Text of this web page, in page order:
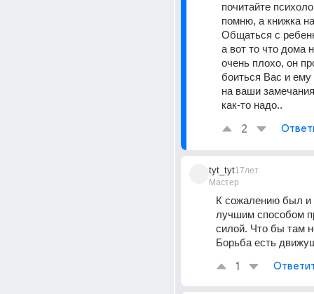
почитайте
помню, а книжка
Общаться с
а вот то что дома
очень плохо, он
боиться Вас и
на ваши
как-то надо..
2
tyt_tyt
Мастер
17лет
К сожалению был и
лучшим способом
силой. Что бы там
Борьба есть
1